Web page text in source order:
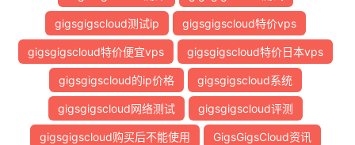
gigsgigscloud测试ip gigsgigscloud特价vps
gigsgigscloud特价便宜vps gigsgigscloud特价日本vps
gigsgigscloud的ip价格 gigsgigscloud系统
gigsgigscloud网络测试 gigsgigscloud评测
gigsgigscloud购买后不能使用 GigsGigsCloud资讯